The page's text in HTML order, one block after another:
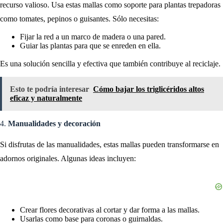
recurso valioso. Usa estas mallas como soporte para plantas trepadoras
como tomates, pepinos o guisantes. Sólo necesitas:
Fijar la red a un marco de madera o una pared.
Guiar las plantas para que se enreden en ella.
Es una solución sencilla y efectiva que también contribuye al reciclaje.
Esto te podría interesar Cómo bajar los triglicéridos altos
eficaz y naturalmente
4. Manualidades y decoración
Si disfrutas de las manualidades, estas mallas pueden transformarse en
adornos originales. Algunas ideas incluyen:
Crear flores decorativas al cortar y dar forma a las mallas.
Usarlas como base para coronas o guirnaldas.